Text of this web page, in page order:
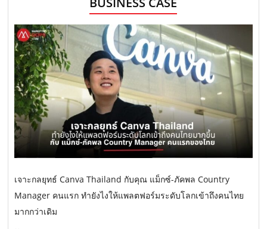
เจาะกลยุทธ์ Canva Thailand กับคุณ แม็กซ์-ภัคพล Country
Manager คนแรก ทำยังไงให้แพลตฟอร์มระดับโลกเข้าถึงคนไทย
มากกว่าเดิม